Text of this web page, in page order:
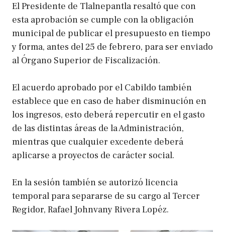
El Presidente de Tlalnepantla resaltó que con
esta aprobación se cumple con la obligación
municipal de publicar el presupuesto en tiempo
y forma, antes del 25 de febrero, para ser enviado
al Órgano Superior de Fiscalización.
El acuerdo aprobado por el Cabildo también
establece que en caso de haber disminución en
los ingresos, esto deberá repercutir en el gasto
de las distintas áreas de la Administración,
mientras que cualquier excedente deberá
aplicarse a proyectos de carácter social.
En la sesión también se autorizó licencia
temporal para separarse de su cargo al Tercer
Regidor, Rafael Johnvany Rivera Lopéz.